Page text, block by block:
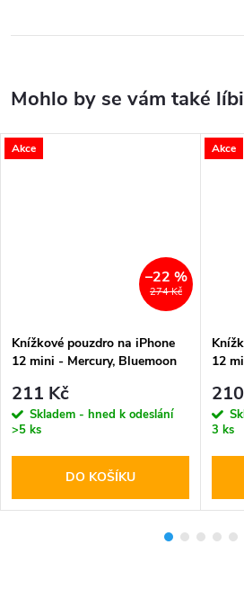
Akce
274 Kč
–22 %
Knížkové pouzdro na iPhone
12 mini - Mercury, Bluemoon
211 Kč
Skladem - hned k odeslání
>5 ks
DO KOŠÍKU
Akce
12
3 ks